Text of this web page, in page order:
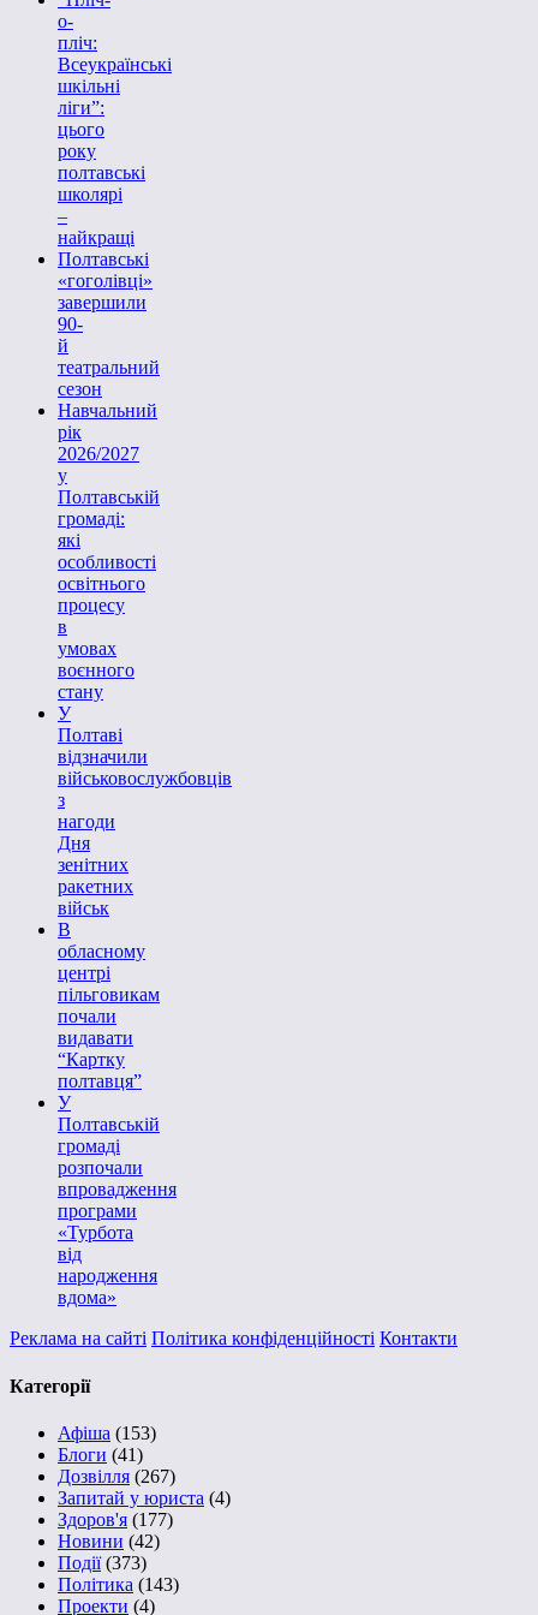
о-
пліч:
Всеукраїнські
шкільні
ліги”:
цього
року
полтавські
школярі
–
найкращі
Полтавські
«гоголівці»
завершили
90-
й
театральний
сезон
Навчальний
рік
2026/2027
у
Полтавській
громаді:
які
особливості
освітнього
процесу
в
умовах
воєнного
стану
У
Полтаві
відзначили
військовослужбовців
з
нагоди
Дня
зенітних
ракетних
військ
В
обласному
центрі
пільговикам
почали
видавати
“Картку
полтавця”
У
Полтавській
громаді
розпочали
впровадження
програми
«Турбота
від
народження
вдома»
Реклама на сайті Політика конфіденційності Контакти
Категорії
Афіша (153)
Блоги (41)
Дозвілля (267)
Запитай у юриста (4)
Здоров'я (177)
Новини (42)
Події(373)
Політика (143)
Проекти (4)